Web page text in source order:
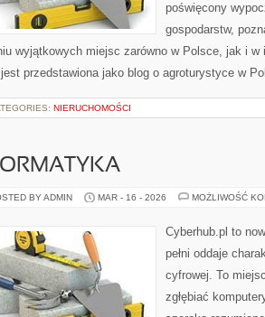
poświęcony
gospodarstw,
wyjątkowych miejsc zarówno w Polsce, jak i
przedstawiona jako blog o agroturystyce w
NIERUCHOMOŚCI
BY ADMIN MAR - 16 - 2026 MOŻLIWOŚĆ
Cyberhub.pl to
pełni oddaje
cyfrowej. To
zgłębiać